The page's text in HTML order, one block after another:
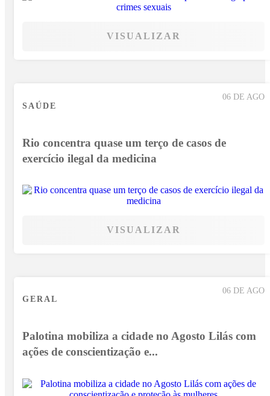
VISUALIZAR
06 DE AGO
SAÚDE
Rio concentra quase um terço de casos de
exercício ilegal da medicina
VISUALIZAR
06 DE AGO
GERAL
Palotina mobiliza a cidade no Agosto Lilás com
ações de conscientização e...